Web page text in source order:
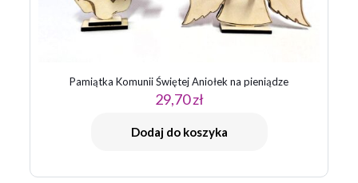
Pamiątka Komunii Świętej Aniołek na pieniądze
29,70zł
Dodaj do koszyka